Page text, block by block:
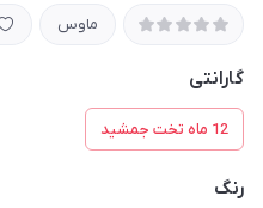
ماوس
گارانتی
12 ماه تخت جمشید
رنگ